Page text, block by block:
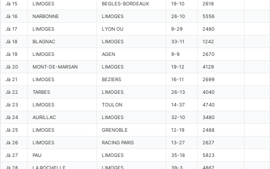
Jà 15 LIMOGES BEGLES-BORDEAUX 19-10 2616
Jà 16 NARBONNE LIMOGES 26-10 5556
Jà 17 LIMOGES LYON OU 9-29 2480
Jà 18 BLAGNAC LIMOGES 33-11 1242
Jà 19 LIMOGES AGEN 9-9 2670
Jà 20 MONT-DE-MARSAN LIMOGES 19-12 4129
Jà 21 LIMOGES BEZIERS 16-11 2699
Jà 22 TARBES LIMOGES 26-13 4040
Jà 23 LIMOGES TOULON 14-37 4740
Jà 24 AURILLAC LIMOGES 32-10 3480
Jà 25 LIMOGES GRENOBLE 12-19 2488
Jà 26 LIMOGES RACING PARIS 13-27 2627
Jà 27 PAU LIMOGES 35-18 5823
Jà 28 LA ROCHELLE LIMOGES 39-3 4867